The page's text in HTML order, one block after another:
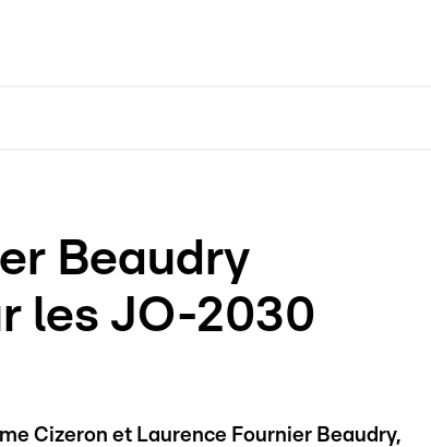
Beaudry
les JO-2030
Cizeron et Laurence Fournier Beaudry,